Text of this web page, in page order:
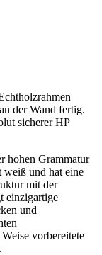
der Wand fertig.
sicherer HP
hohen Grammatur
weiß und hat eine
mit der
einzigartige
und
vorbereitete